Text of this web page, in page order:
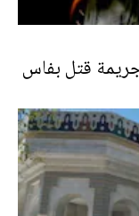
قتل بفاس